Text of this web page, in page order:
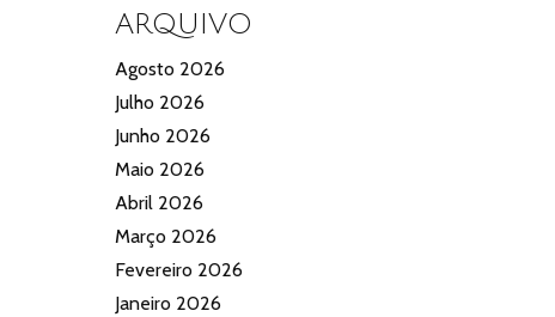
ARQUIVO
Agosto 2026
Julho 2026
Junho 2026
Maio 2026
Abril 2026
Março 2026
Fevereiro 2026
Janeiro 2026